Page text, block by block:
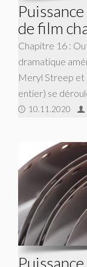
de film
Chapitre 16 :
dramatique
Meryl Streep et
entier) se
10.11.2020